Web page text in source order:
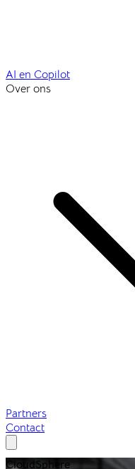
AI en Copilot
Over ons
Partners
Contact
CloudSphere